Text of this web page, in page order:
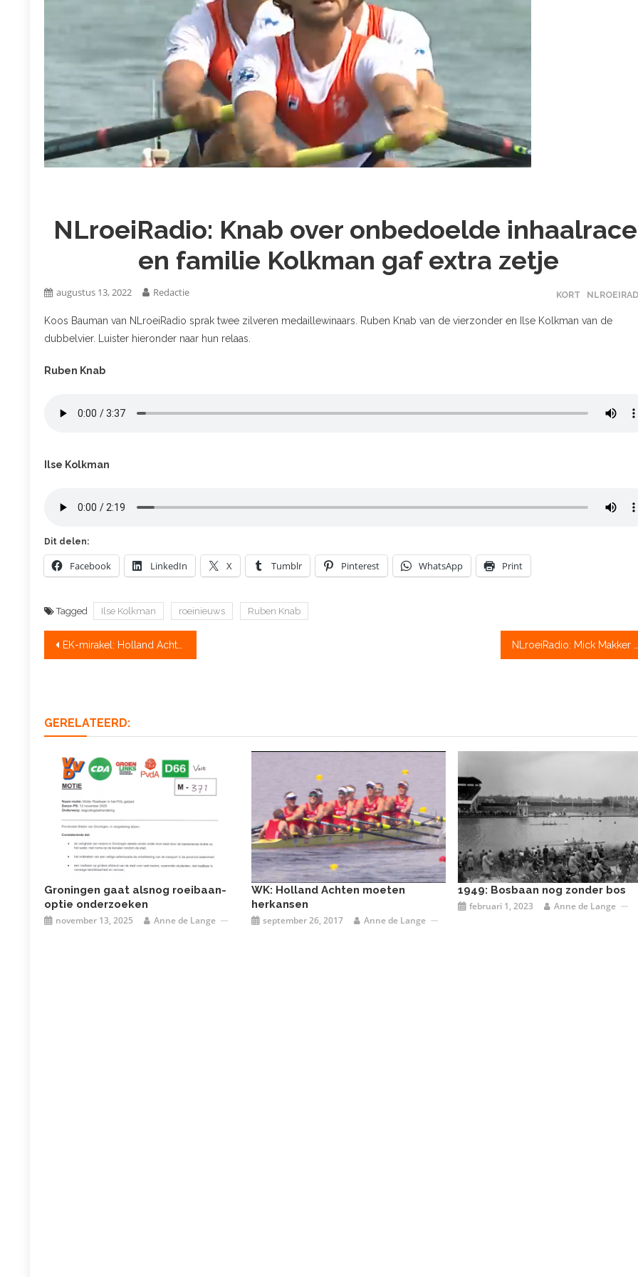
NLroeiRadio: Knab over onbedoelde
en familie Kolkman gaf extra zetje
KORT
augustus 13, 2022 Redactie
Koos Bauman van NLroeiRadio sprak twee zilveren medaillewinaars. Ruben Knab van de vierzonder en Ilse Kolkman van de
dubbelvier. Luister hieronder naar hun relaas.
Ruben Knab
Ilse Kolkman
Dit delen:
Facebook LinkedIn X Tumblr Pinterest WhatsApp Print
Tagged Ilse Kolkman roeinieuws Ruben Knab
Bericht
EK-mirakel: Holland Acht stunt met zilver na mispeer
GERELATEERD:
Groningen gaat alsnog roeibaan-
optie onderzoeken
november 13, 2025 Anne de Lange
WK: Holland Achten moeten
herkansen
september 26, 2017 Anne de Lange
1949: Bosbaan nog zonder bos
februari 1, 2023 Anne de Lange